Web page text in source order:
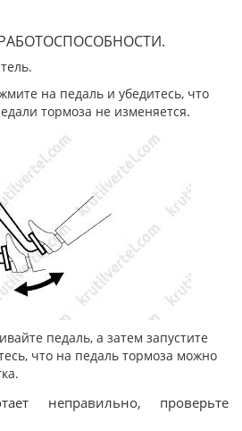
на педаль и убедитесь, что
тормоза не изменяется.
педаль, а затем запустите
что на педаль тормоза можно
неправильно, проверьте